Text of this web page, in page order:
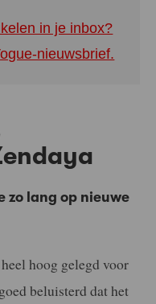
in je inbox?
nieuwsbrief.
zo lang op nieuwe
hoog gelegd voor
beluisterd dat het